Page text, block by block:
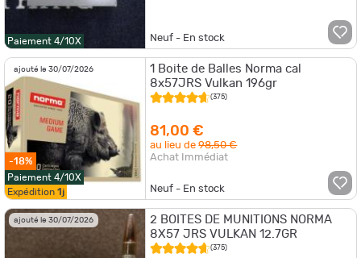
Paiement 4/10X Neuf - En stock
ajouté le 30/07/2026
-18%
Paiement 4/10X
Expédition 1j
1 Boite de Balles Norma cal
8x57JRS Vulkan 196gr
(375)
81,00 €
au lieu de98,50 €
Achat Immédiat
Neuf - En stock
ajouté le 30/07/2026
2 BOITES DE MUNITIONS NORMA
8X57 JRS VULKAN 12.7GR
(375)